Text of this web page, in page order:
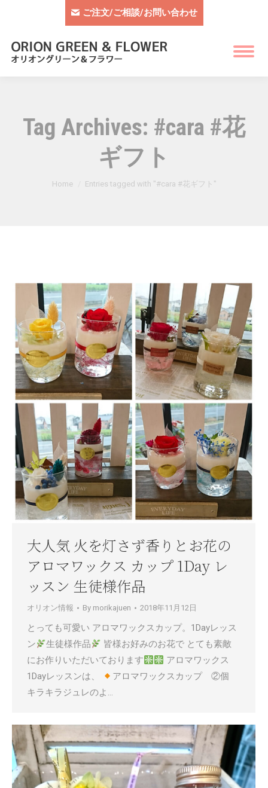
ご注文/ご相談/お問い合わせ
Tag Archives: #cara #花
ギフト
You are here:
Home Entries tagged with "#cara #花ギフト"
大人気 火を灯さず香りとお花の
アロマワックス カップ 1Day レ
ッスン 生徒様作品
オリオン情報 By morikajuen 2018年11月12日
とっても可愛い アロマワックスカップ。1Dayレッス
ン
生徒様作品
皆様お好みのお花で とても素敵
にお作りいただいております
アロマワックス
1Dayレッスンは、
アロマワックスカップ ②個
キラキラジュレのよ…